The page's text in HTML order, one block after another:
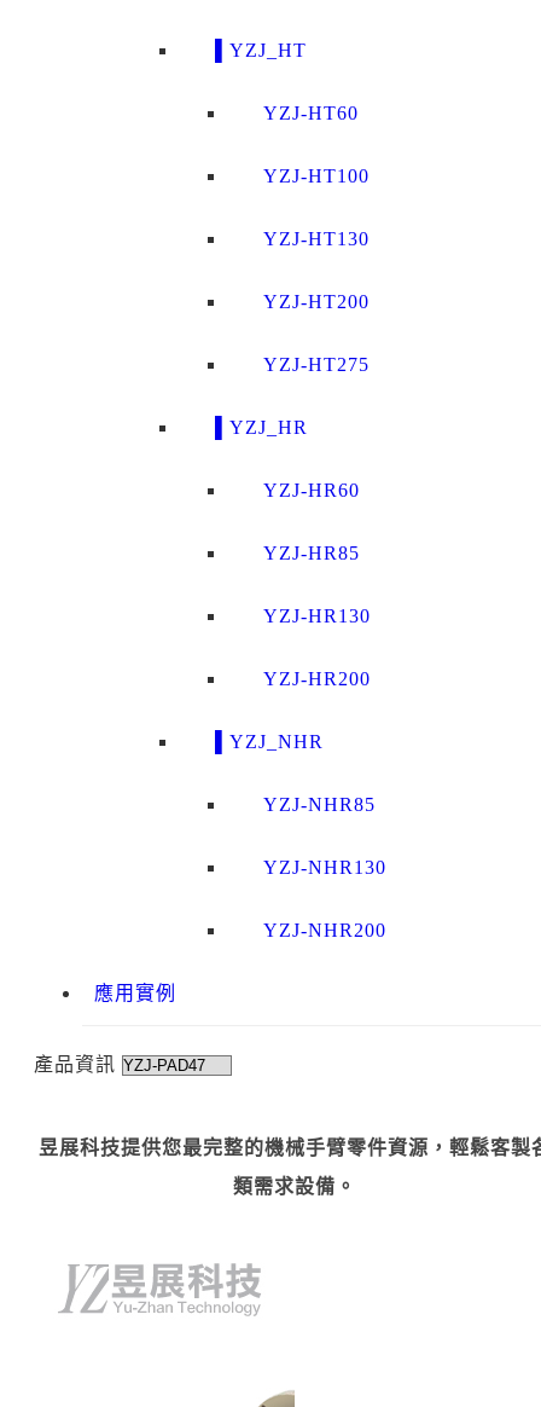
▌YZJ_HT
YZJ-HT60
YZJ-HT100
YZJ-HT130
YZJ-HT200
YZJ-HT275
▌YZJ_HR
YZJ-HR60
YZJ-HR85
YZJ-HR130
YZJ-HR200
▌YZJ_NHR
YZJ-NHR85
YZJ-NHR130
YZJ-NHR200
應用實例
產品資訊
昱展科技提供您最完整的機械手臂零件資源，輕鬆客製
類需求設備。